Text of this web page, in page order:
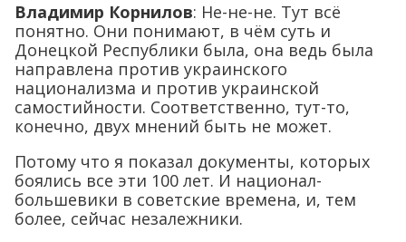
Владимир Корнилов: Не-не-не. Тут всё
понятно. Они понимают, в чём суть и
Донецкой Республики была, она ведь была
направлена против украинского
национализма и против украинской
самостийности. Соответственно, тут-то,
конечно, двух мнений быть не может.
Потому что я показал документы, которых
боялись все эти 100 лет. И национал-
большевики в советские времена, и, тем
более, сейчас незалежники.